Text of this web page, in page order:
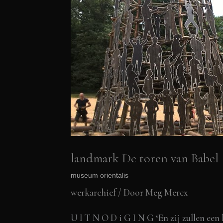
landmark De toren van Babel
museum orientalis
werkarchief/ Door Meg Mercx
U I T N O D i G I N G ‘En zij zullen